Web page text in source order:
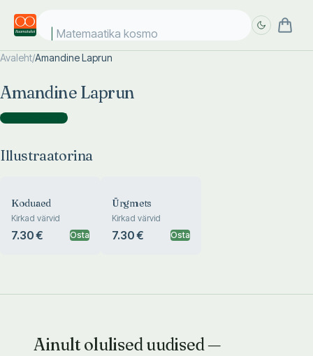
Matemaatika kosmos
Avaleht/Amandine Laprun
Amandine Laprun
Illustraatorina )
Illustraatorina
Koduaed
Kirkad värvid
7.30 € Osta
Ürgmets
Kirkad värvid
7.30 € Osta
Ainult olulised uudised —